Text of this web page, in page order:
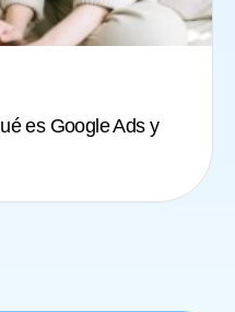
es Google Ads y